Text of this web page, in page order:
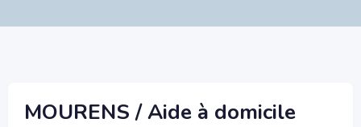
MOURENS / Aide à domicile